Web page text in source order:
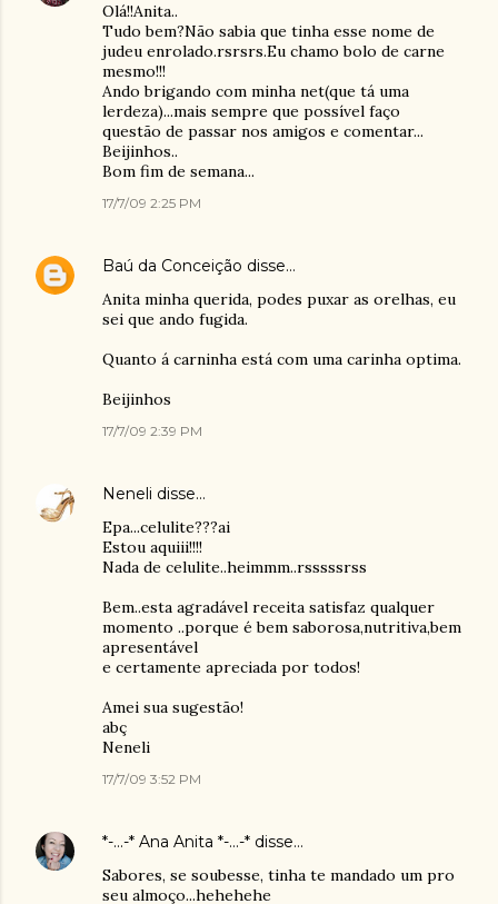
Olá!!Anita..
Tudo bem?Não sabia que tinha esse nome de
judeu enrolado.rsrsrs.Eu chamo bolo de carne
mesmo!!!
Ando brigando com minha net(que tá uma
lerdeza)...mais sempre que possível faço
questão de passar nos amigos e comentar...
Beijinhos..
Bom fim de semana...
17/7/09 2:25 PM
Baú da Conceição disse…
Anita minha querida, podes puxar as orelhas, eu
sei que ando fugida.
Quanto á carninha está com uma carinha optima.
Beijinhos
17/7/09 2:39 PM
Neneli disse…
Epa...celulite???ai
Estou aquiii!!!!
Nada de celulite..heimmm..rsssssrss
Bem..esta agradável receita satisfaz qualquer
momento ..porque é bem saborosa,nutritiva,bem
apresentável
e certamente apreciada por todos!
Amei sua sugestão!
abç
Neneli
17/7/09 3:52 PM
*-...-* Ana Anita *-...-* disse…
Sabores, se soubesse, tinha te mandado um pro
seu almoço...hehehehe